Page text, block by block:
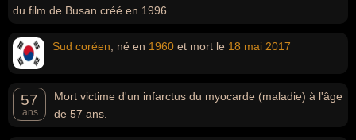
du film de Busan créé en 1996.
Sud coréen , né en 1960 et mort le 18 mai 2017
57
ans
Mort victime d'un infarctus du myocarde (maladie) à l'âge
de 57 ans.